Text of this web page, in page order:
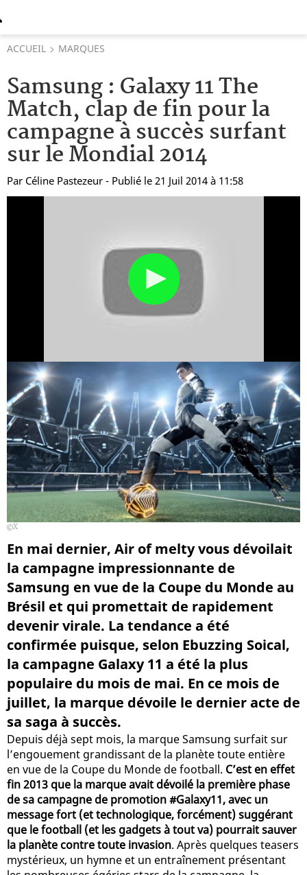
ACCUEIL MARQUES
Samsung : Galaxy 11 The
Match, clap de fin pour la
campagne à succès surfant
sur le Mondial 2014
Par Céline Pastezeur - Publié le 21 Juil 2014 à 11:58
X
En mai dernier, Air of melty vous dévoilait
la campagne impressionnante de
Samsung en vue de la Coupe du Monde au
Brésil et qui promettait de rapidement
devenir virale. La tendance a été
confirmée puisque, selon Ebuzzing Soical,
la campagne Galaxy 11 a été la plus
populaire du mois de mai. En ce mois de
juillet, la marque dévoile le dernier acte de
sa saga à succès.
Depuis déjà sept mois, la marque Samsung surfait sur
l’engouement grandissant de la planète toute entière
en vue de la Coupe du Monde de football. C’est en effet
fin 2013 que la marque avait dévoilé la première phase
de sa campagne de promotion #Galaxy11, avec un
message fort (et technologique, forcément) suggérant
que le football (et les gadgets à tout va) pourrait sauver
la planète contre toute invasion. Après quelques teasers
mystérieux, un hymne et un entraînement présentant